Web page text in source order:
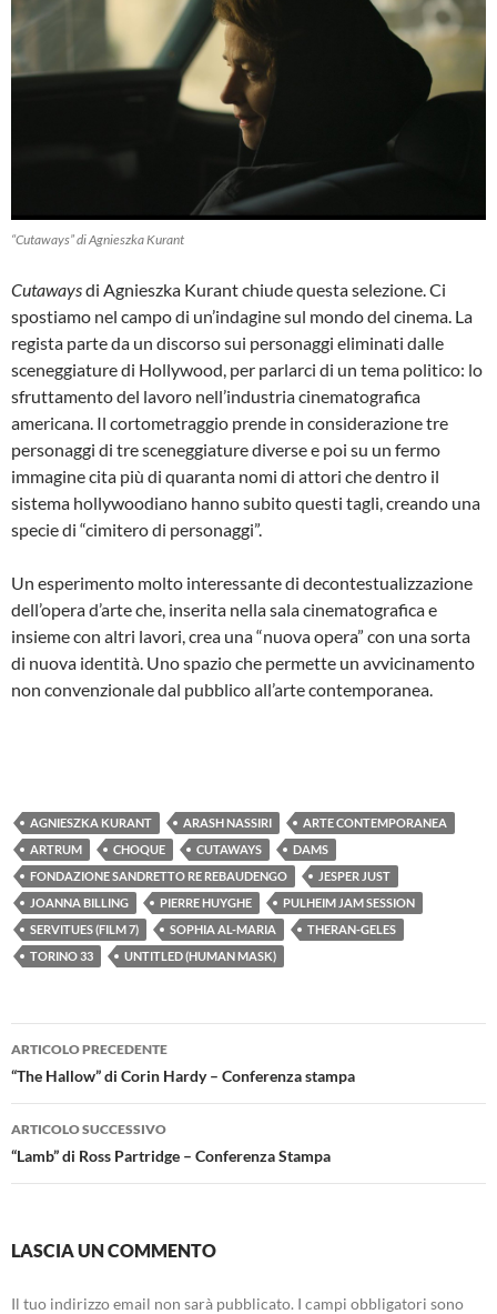
“Cutaways” di Agnieszka Kurant
Cutawaysdi Agnieszka Kurant chiude questa selezione. Ci
spostiamo nel campo di un’indagine sul mondo del cinema. La
regista parte da un discorso sui personaggi eliminati dalle
sceneggiature di Hollywood, per parlarci di un tema politico: lo
sfruttamento del lavoro nell’industria cinematografica
americana. Il cortometraggio prende in considerazione tre
personaggi di tre sceneggiature diverse e poi su un fermo
immagine cita più di quaranta nomi di attori che dentro il
sistema hollywoodiano hanno subito questi tagli, creando una
specie di “cimitero di personaggi”.
Un esperimento molto interessante di decontestualizzazione
dell’opera d’arte che, inserita nella sala cinematografica e
insieme con altri lavori, crea una “nuova opera” con una sorta
di nuova identità. Uno spazio che permette un avvicinamento
non convenzionale dal pubblico all’arte contemporanea.
AGNIESZKA KURANT ARASH NASSIRI
ARTE CONTEMPORANEA
ARTRUM
CHOQUE CUTAWAYS
DAMS
FONDAZIONE SANDRETTO RE REBAUDENGO
JESPER JUST
JOANNA BILLING
PIERRE HUYGHE
PULHEIM JAM SESSION
SERVITUES (FILM 7)
SOPHIA AL-MARIA
THERAN-GELES
TORINO 33
UNTITLED (HUMAN MASK)
Navigazione
articolo
ARTICOLO PRECEDENTE
“The Hallow” di Corin Hardy – Conferenza stampa
ARTICOLO SUCCESSIVO
“Lamb” di Ross Partridge – Conferenza Stampa
LASCIA UN COMMENTO
Il tuo indirizzo email non sarà pubblicato. I campi obbligatori sono